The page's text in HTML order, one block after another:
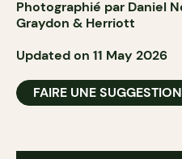
Photographié par Daniel
Graydon & Herriott
Updated on 11 May 2026
FAIRE UNE SUGGESTION